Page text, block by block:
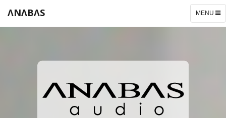
TOGGLE
MENU
ΛNΛBΛS